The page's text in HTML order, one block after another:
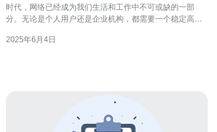
时代，网络已经成为我们生活和工作中不可或缺的一部
分。无论是个人用户还是企业机构，都需要一个稳定高效
台湾服务器就是一个很好的选择。 nage台湾服务器采用先
2025年6月4日